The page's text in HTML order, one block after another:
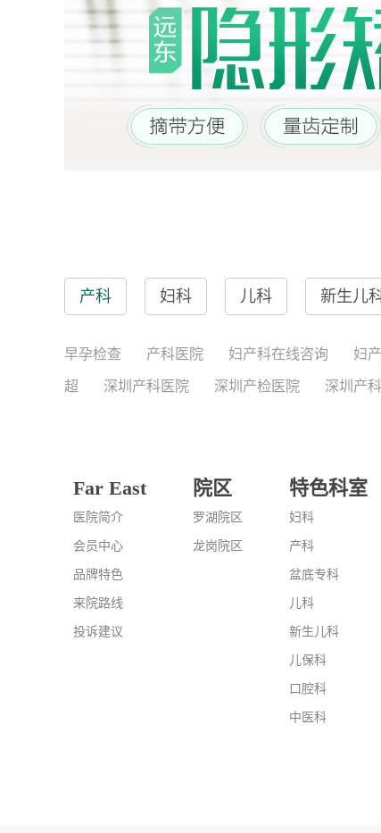
产科 妇科 儿科 新生儿
早孕检查 产科医院 妇产科在线咨询 妇
超 深圳产科医院 深圳产检医院 深圳产
Far East
医院简介
会员中心
品牌特色
来院路线
投诉建议
院区
罗湖院区
龙岗院区
特色科室
妇科
产科
盆底专科
儿科
新生儿科
儿保科
口腔科
中医科